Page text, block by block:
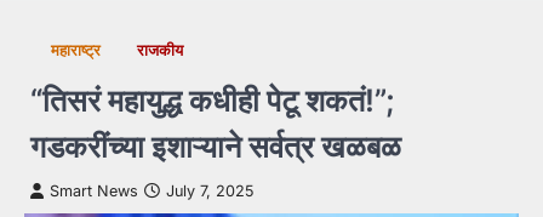
महाराष्ट्र राजकीय
“तिसरं महायुद्ध कधीही पेटू शकतं!”;
गडकरींच्या इशाऱ्याने सर्वत्र खळबळ
Smart News July 7, 2025